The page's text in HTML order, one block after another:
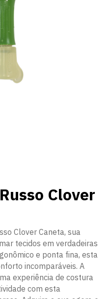
Clover
Clover Caneta, sua
tecidos em verdadeiras
e ponta fina, esta
incomparáveis. A
experiência de costura
com esta